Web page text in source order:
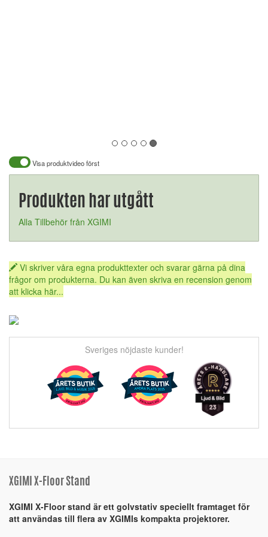
Visa produktvideo först
Produkten har utgått
Alla Tillbehör från XGIMI
Vi skriver våra egna produkttexter och svarar gärna på dina
frågor om produkterna. Du kan även skriva en recension genom
att klicka här...
Sveriges nöjdaste kunder!
XGIMI X-Floor Stand
XGIMI X-Floor stand är ett golvstativ speciellt framtaget för
att användas till flera av XGIMIs kompakta projektorer.